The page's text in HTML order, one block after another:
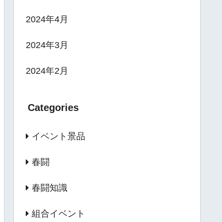
2024年4月
2024年3月
2024年2月
Categories
イベント景品
春闘
春闘知識
組合イベント